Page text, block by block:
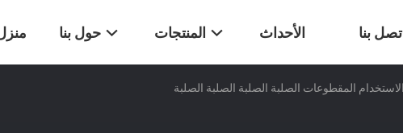
حول بنا المنتجات الأحداث اتصل بنا